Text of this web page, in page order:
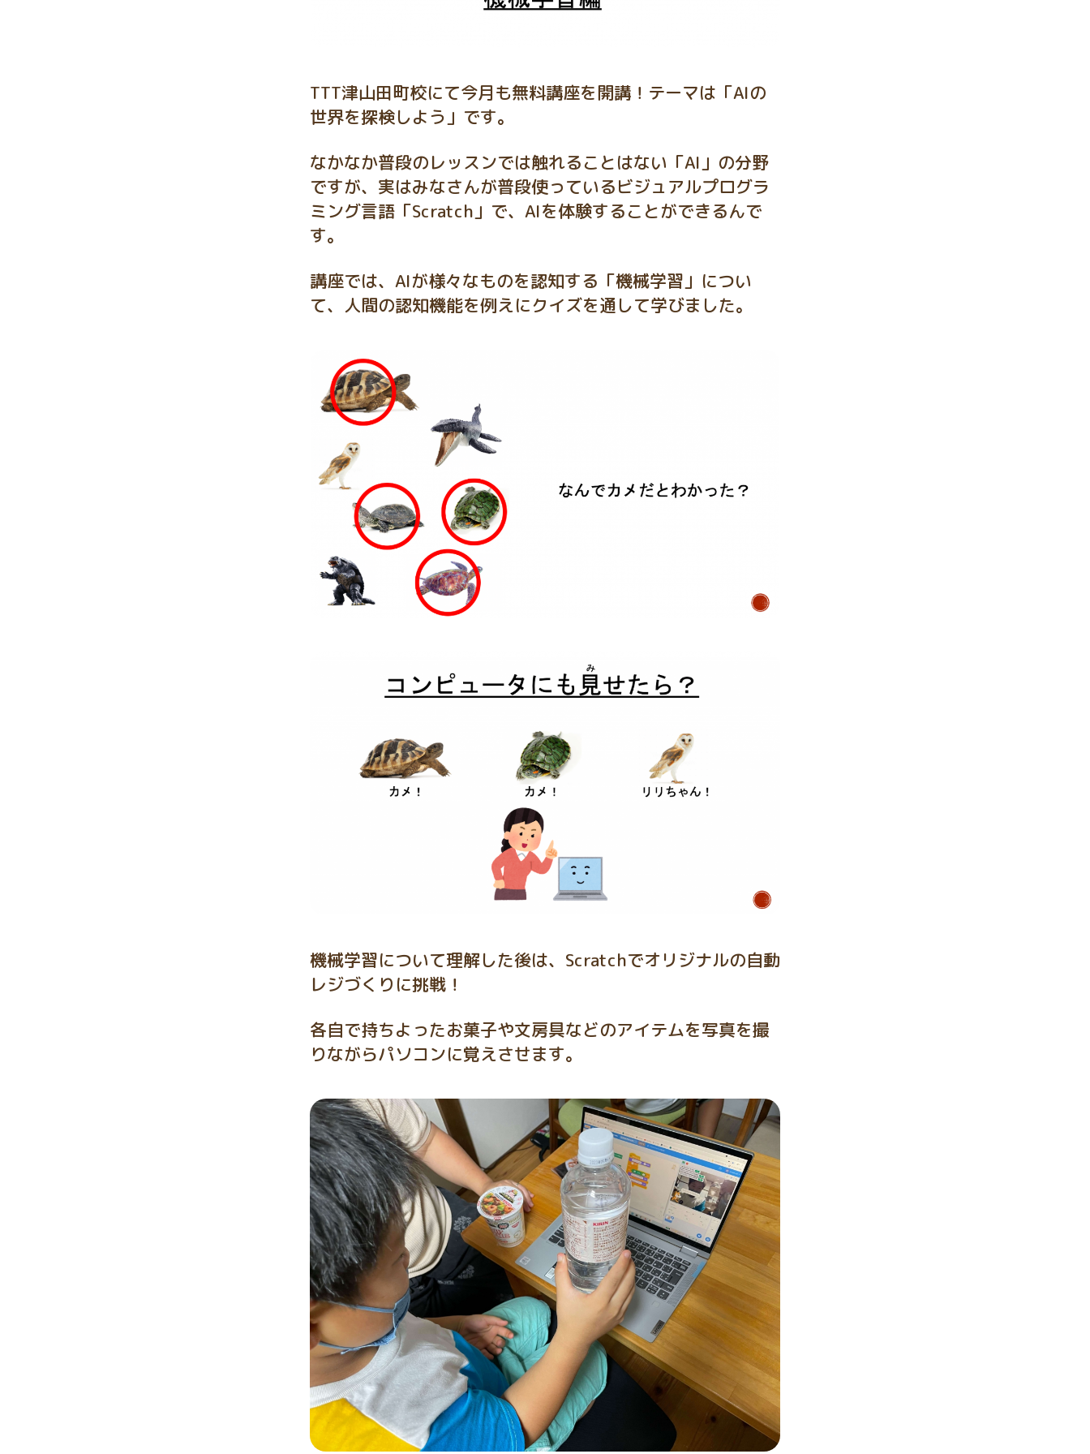
TTT津山田町校にて今月も無料講座を開講！テーマは「AIの
世界を探検しよう」です。
なかなか普段のレッスンでは触れることはない「AI」の分野
ですが、実はみなさんが普段使っているビジュアルプログラ
ミング言語「Scratch」で、AIを体験することができるんで
す。
講座では、AIが様々なものを認知する「機械学習」につい
て、人間の認知機能を例えにクイズを通して学びました。
機械学習について理解した後は、Scratchでオリジナルの自動
レジづくりに挑戦！
各自で持ちよったお菓子や文房具などのアイテムを写真を撮
りながらパソコンに覚えさせます。